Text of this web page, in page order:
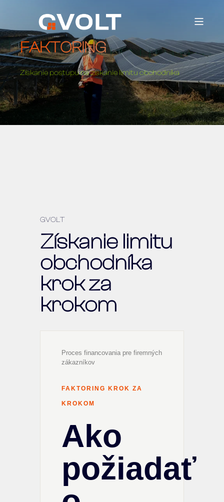
FAKTORING
Získanie postupu na získanie limitu obchodníka
GVOLT
Získanie limitu
obchodníka
krok za
krokom
Proces financovania pre firemných
zákazníkov
FAKTORING KROK ZA
KROKOM
Ako
požiadať